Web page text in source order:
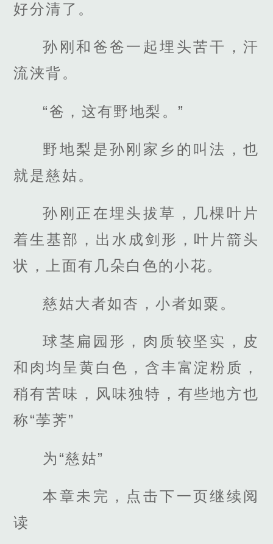
好分清了。
孙刚和爸爸一起埋头苦干，汗
流浃背。
“爸，这有野地梨。”
野地梨是孙刚家乡的叫法，也
就是慈姑。
孙刚正在埋头拔草，几棵叶片
着生基部，出水成剑形，叶片箭头
状，上面有几朵白色的小花。
慈姑大者如杏，小者如粟。
球茎扁园形，肉质较坚实，皮
和肉均呈黄白色，含丰富淀粉质，
稍有苦味，风味独特，有些地方也
称“荸荠”
为“慈姑”
本章未完，点击下一页继续阅
读